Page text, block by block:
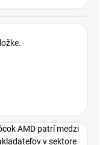
AMD patrí medzi
v sektore